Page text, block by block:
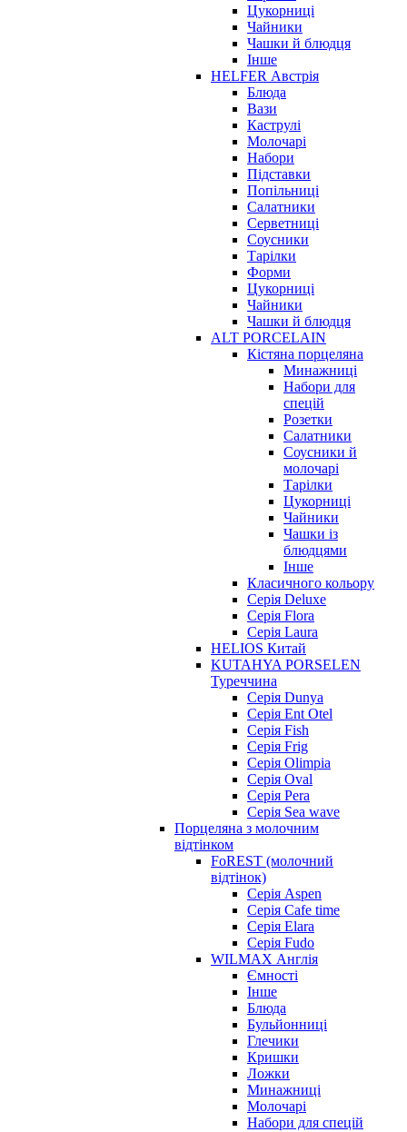
Цукорниці
Чайники
Чашки й блюдця
Інше
HELFER Австрія
Блюда
Вази
Каструлі
Молочарі
Набори
Підставки
Попільниці
Салатники
Серветниці
Соусники
Тарілки
Форми
Цукорниці
Чайники
Чашки й блюдця
ALT PORCELAIN
Кістяна порцеляна
Минажниці
Набори для
спецій
Розетки
Салатники
Соусники й
молочарі
Тарілки
Цукорниці
Чайники
Чашки із
блюдцями
Інше
Класичного кольору
Серія Deluxe
Серія Flora
Серія Laura
HELIOS Китай
KUTAHYA PORSELEN
Туреччина
Серія Dunya
Серія Ent Otel
Серія Fish
Серія Frig
Серія Olimpia
Серія Oval
Серія Pera
Серія Sea wave
Порцеляна з молочним
відтінком
FoREST (молочний
відтінок)
Серія Aspen
Серія Cafe time
Серія Elara
Серія Fudo
WILMAX Англія
Ємності
Інше
Блюда
Бульйонниці
Глечики
Кришки
Ложки
Минажниці
Молочарі
Набори для спецій